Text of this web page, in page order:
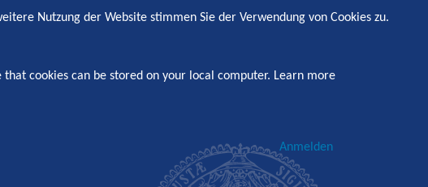
Nutzung der Website stimmen Sie der Verwendung von Cookies zu.
cookies can be stored on your local computer. Learn more
Anmelden